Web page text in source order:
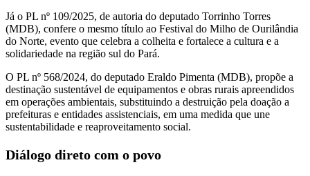
Já o PL nº 109/2025, de autoria do deputado Torrinho Torres
(MDB), confere o mesmo título ao Festival do Milho de Ourilândia
do Norte, evento que celebra a colheita e fortalece a cultura e a
solidariedade na região sul do Pará.
O PL nº 568/2024, do deputado Eraldo Pimenta (MDB), propõe a
destinação sustentável de equipamentos e obras rurais apreendidos
em operações ambientais, substituindo a destruição pela doação a
prefeituras e entidades assistenciais, em uma medida que une
sustentabilidade e reaproveitamento social.
Diálogo direto com o povo